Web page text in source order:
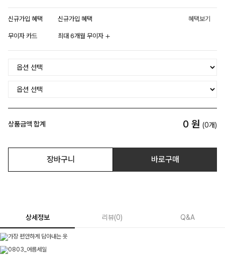
신규가입 혜택 신규가입 혜택 혜택보기
무이자 카드 최대 6개월 무이자
상품금액 합계 0 원 (0개)
장바구니 바로구매
상세정보 리뷰(0) Q&A